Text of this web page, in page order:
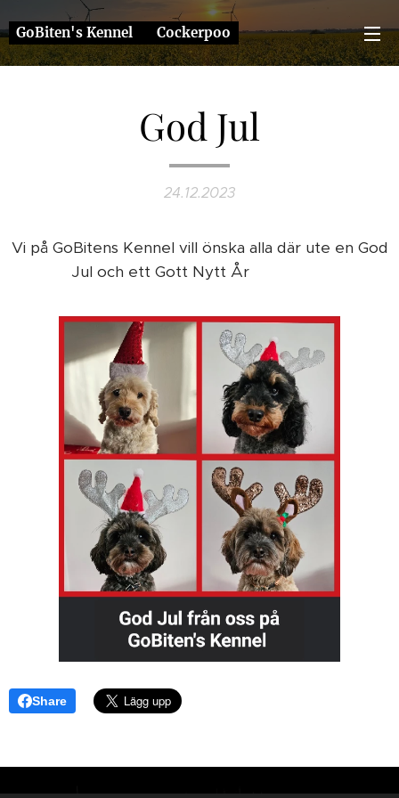
GoBiten's Kennel ❤️ Cockerpoo
God Jul
24.12.2023
Vi på GoBitens Kennel vill önska alla där ute en God
Jul och ett Gott Nytt År 🐕🐶🌲🎅
Share